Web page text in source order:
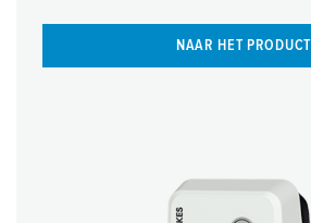
NAAR HET PRODUCT